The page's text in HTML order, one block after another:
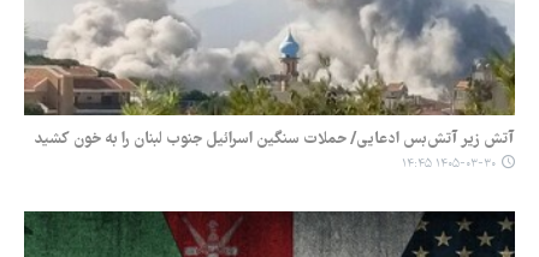
آتش زیر آتش‌بس ادعایی/ حملات سنگین اسرائیل جنوب لبنان را به خون کشید
۱۴۰۵-۰۳-۳۰ ۱۴:۴۵